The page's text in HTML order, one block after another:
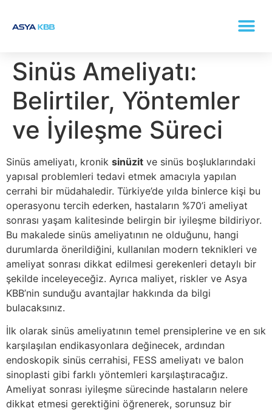
Sinüs Ameliyatı:
Belirtiler, Yöntemler
ve İyileşme Süreci
Sinüs ameliyatı, kronik sinüzit ve sinüs boşluklarındaki
yapısal problemleri tedavi etmek amacıyla yapılan
cerrahi bir müdahaledir. Türkiye’de yılda binlerce kişi bu
operasyonu tercih ederken, hastaların %70’i ameliyat
sonrası yaşam kalitesinde belirgin bir iyileşme bildiriyor.
Bu makalede sinüs ameliyatının ne olduğunu, hangi
durumlarda önerildiğini, kullanılan modern teknikleri ve
ameliyat sonrası dikkat edilmesi gerekenleri detaylı bir
şekilde inceleyeceğiz. Ayrıca maliyet, riskler ve Asya
KBB’nin sunduğu avantajlar hakkında da bilgi
bulacaksınız.
İlk olarak sinüs ameliyatının temel prensiplerine ve en sık
karşılaşılan endikasyonlara değinecek, ardından
endoskopik sinüs cerrahisi, FESS ameliyatı ve balon
sinoplasti gibi farklı yöntemleri karşılaştıracağız.
Ameliyat sonrası iyileşme sürecinde hastaların nelere
dikkat etmesi gerektiğini öğrenerek, sorunsuz bir